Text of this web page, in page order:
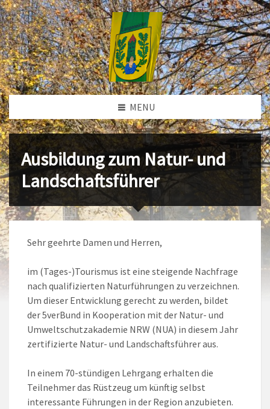
MENU
Ausbildung zum Natur- und
Landschaftsführer
Sehr geehrte Damen und Herren,
im (Tages-)Tourismus ist eine steigende Nachfrage
nach qualifizierten Naturführungen zu verzeichnen.
Um dieser Entwicklung gerecht zu werden, bildet
der 5verBund in Kooperation mit der Natur- und
Umweltschutzakademie NRW (NUA) in diesem Jahr
zertifizierte Natur- und Landschaftsführer aus.
In einem 70-stündigen Lehrgang erhalten die
Teilnehmer das Rüstzeug um künftig selbst
interessante Führungen in der Region anzubieten.